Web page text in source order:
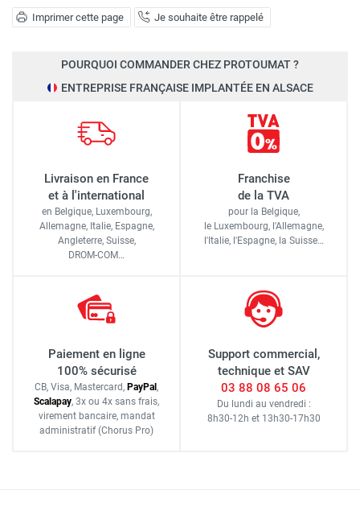
Imprimer cette page Je souhaite être rappelé
POURQUOI COMMANDER CHEZ PROTOUMAT ?
ENTREPRISE FRANÇAISE IMPLANTÉE EN ALSACE
Livraison en France
et à l'international
en Belgique, Luxembourg,
Allemagne, Italie, Espagne,
Angleterre, Suisse,
DROM-COM…
Franchise
de la TVA
pour la Belgique,
le Luxembourg, l'Allemagne,
l'Italie, l'Espagne, la Suisse…
Paiement en ligne
100% sécurisé
CB, Visa, Mastercard, PayPal,
Scalapay, 3x ou 4x sans frais,
virement bancaire, mandat
administratif (Chorus Pro)
Support commercial,
technique et SAV
03 88 08 65 06
Du lundi au vendredi :
8h30-12h et 13h30-17h30